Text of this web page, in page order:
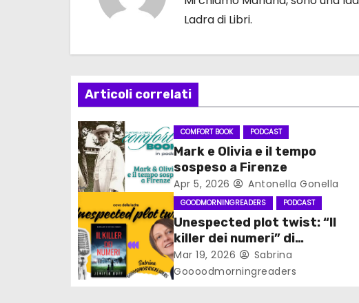
i
o
n
e
a
r
t
Ladra di Libri.
Articoli correlati
COMFORT BOOK PODCAST
Mark e Olivia e il tempo
sospeso a Firenze
Apr 5, 2026 Antonella Gonella
GOODMORNINGREADERS PODCAST
Unespected plot twist: “Il
killer dei numeri” di
Jennifer Ruff
Mar 19, 2026
Sabrina
Goooodmorningreaders